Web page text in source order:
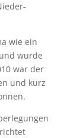
wie ein
wurde
war der
und kurz